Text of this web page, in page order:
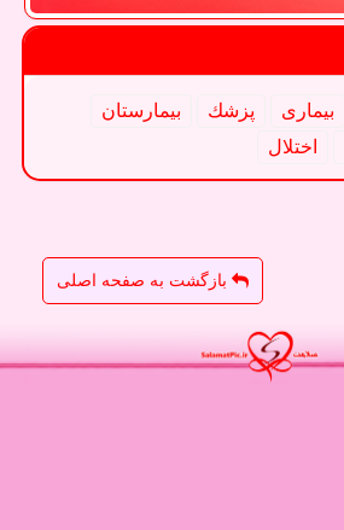
بیماری پزشك
بیمارستان
اختلال
بازگشت به صفحه اصلی